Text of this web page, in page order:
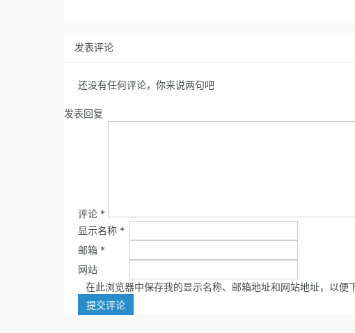
发表评论
还没有任何评论，你来说两句吧
发表回复
评论 *
显示名称 *
邮箱 *
网站
在此浏览器中保存我的显示名称、邮箱地址和网站地址，以便